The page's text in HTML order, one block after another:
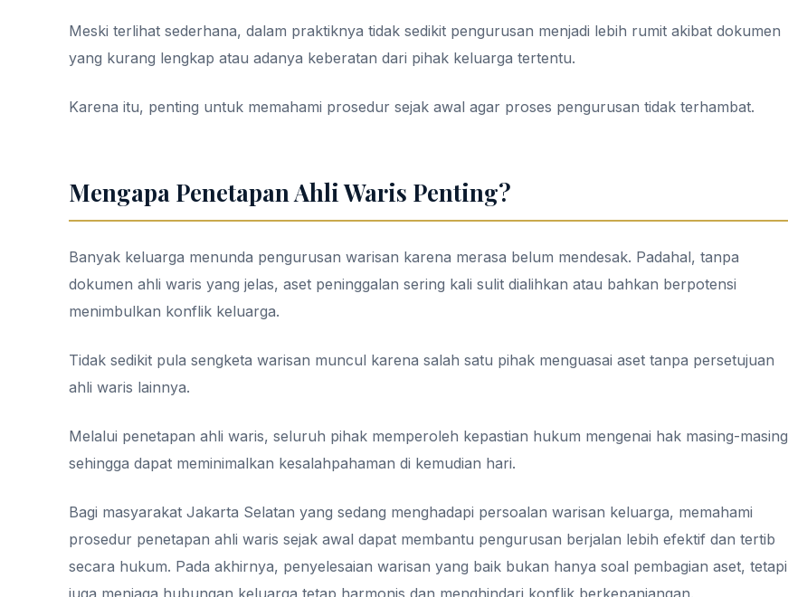
Meski terlihat sederhana, dalam praktiknya tidak sedikit pengurusan menjadi lebih rumit akibat dokumen
yang kurang lengkap atau adanya keberatan dari pihak keluarga tertentu.
Karena itu, penting untuk memahami prosedur sejak awal agar proses pengurusan tidak terhambat.
Mengapa Penetapan Ahli Waris Penting?
Banyak keluarga menunda pengurusan warisan karena merasa belum mendesak. Padahal, tanpa
dokumen ahli waris yang jelas, aset peninggalan sering kali sulit dialihkan atau bahkan berpotensi
menimbulkan konflik keluarga.
Tidak sedikit pula sengketa warisan muncul karena salah satu pihak menguasai aset tanpa persetujuan
ahli waris lainnya.
Melalui penetapan ahli waris, seluruh pihak memperoleh kepastian hukum mengenai hak masing-masing
sehingga dapat meminimalkan kesalahpahaman di kemudian hari.
Bagi masyarakat Jakarta Selatan yang sedang menghadapi persoalan warisan keluarga, memahami
prosedur penetapan ahli waris sejak awal dapat membantu pengurusan berjalan lebih efektif dan tertib
secara hukum. Pada akhirnya, penyelesaian warisan yang baik bukan hanya soal pembagian aset, tetapi
juga menjaga hubungan keluarga tetap harmonis dan menghindari konflik berkepanjangan.